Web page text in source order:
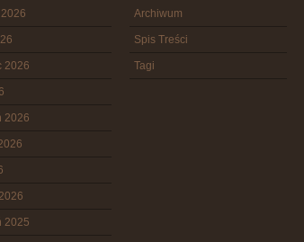
2026
2026
2025
Archiwum
Spis Treści
Tagi